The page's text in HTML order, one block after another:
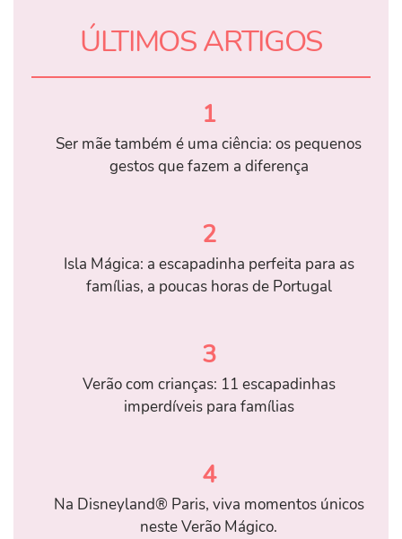
ÚLTIMOS ARTIGOS
1
Ser mãe também é uma ciência: os pequenos
gestos que fazem a diferença
2
Isla Mágica: a escapadinha perfeita para as
famílias, a poucas horas de Portugal
3
Verão com crianças: 11 escapadinhas
imperdíveis para famílias
4
Na Disneyland® Paris, viva momentos únicos
neste Verão Mágico.